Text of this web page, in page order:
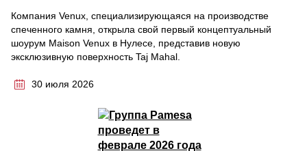
Компания Venux, специализирующаяся на производстве
спеченного камня, открыла свой первый концептуальный
шоурум Maison Venux в Нулесе, представив новую
эксклюзивную поверхность Taj Mahal.
30 июля 2026